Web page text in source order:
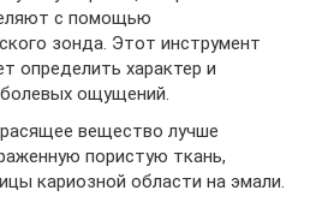
с помощью
зонда. Этот инструмент
определить характер и
ощущений.
вещество лучше
пористую ткань,
кариозной области на эмали.